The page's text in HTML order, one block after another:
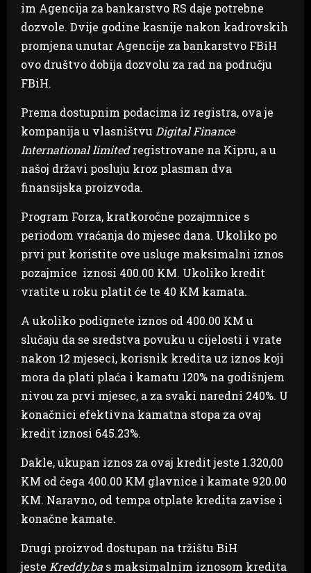
im Agencija za bankarstvo RS daje potrebne
dozvole. Dvije godine kasnije nakon kadrovskih
promjena unutar Agencije za bankarstvo FBiH
ovo društvo dobija dozvolu za rad na području
FBiH.
Prema dostupnim podacima iz registra, ova je
kompanija u vlasništvu Digital Finance
Internationallimitedregistrovane na Kipru, a u
našoj državi posluju kroz plasman dva
finansijska proizvoda.
Program Forza, kratkoročne pozajmnice s
periodom vraćanja do mjesec dana. Ukoliko po
prvi put koristite ove usluge maksimalni iznos
pozajmice iznosi 400.00 KM. Ukoliko kredit
vratite u roku platit će te 40 KM kamata.
A ukoliko podignete iznos od 400.00 KM u
slučaju da se sredstva povuku u cijelosti i vrate
nakon 12 mjeseci, korisnik kredita uz iznos koji
mora da plati plaća i kamatu 120% na godišnjem
nivou za prvi mjesec, a za svaki naredni 240%. U
konačnici efektivna kamatna stopa za ovaj
kredit iznosi 645.23%.
Dakle, ukupan iznos za ovaj kredit jeste 1.320,00
KM od čega 400.00 KM glavnice i kamate 920.00
KM. Naravno, od tempa otplate kredita zavise i
konačne kamate.
Drugi proizvod dostupan na tržištu BiH
jeste Kreddy.ba s maksimalnim iznosom kredita